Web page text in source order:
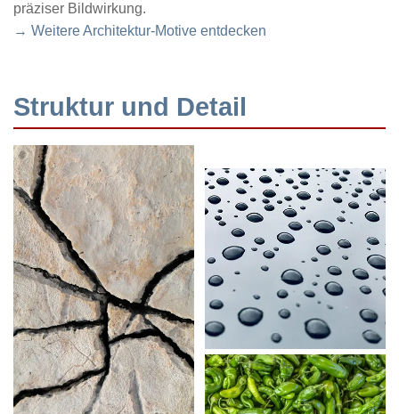
präziser Bildwirkung.
→ Weitere Architektur-Motive entdecken
Struktur und Detail